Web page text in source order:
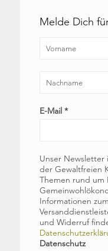
Melde Dich
E-Mail *
Unser
der Gewaltfreien
Themen rund um
Informationen
und Widerruf
Datenschutz